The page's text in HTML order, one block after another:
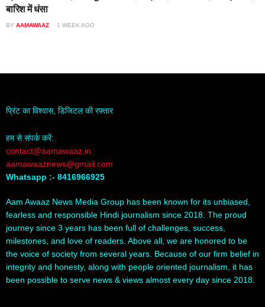
बारिश में धंसा
BY AAMAWAAZ 1 WEEK AGO
प्रिंट का विश्वास, डिजिटल की रफ़्तार
हम से संपर्क करें:
contact@aamawaaz.in
aamawaaznews@gmail.com
Whatsapp :- 8416966925
Aam Awaaz News Media Group has been known for its unbiased,
fearless and responsible Hindi journalism since 2018. The proud
journey since 3 years has been full of challenges, success,
milestones, and love of readers. Above all, we are honored to be
the voice of society from several years. Because of our firm belief in
integrity and honesty, along with people oriented journalism, it has
been possible to serve news & views almost every day since 2018.